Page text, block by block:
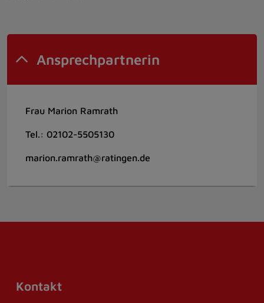
Ansprechpartnerin
Frau Marion Ramrath
Tel.: 02102-5505130
marion.ramrath@ratingen.de
Kontakt